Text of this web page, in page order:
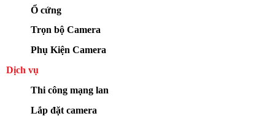
Ổ cứng
Trọn bộ Camera
Phụ Kiện Camera
Dịch vụ
Thi công mạng lan
Lắp đặt camera